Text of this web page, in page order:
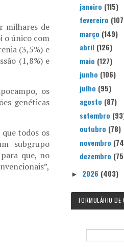
milhares de
o único com
(3,5%) e
(1,8%) e
os
genéticas
todos os
subgrupo
que, no
janeiro (115)
fevereiro
março (149)
abril (126)
maio (127)
junho (106)
julho (95)
agosto (87)
setembro
outubro (78)
novembro
dezembro
► 2026 (403)
FORMULÁRIO DE